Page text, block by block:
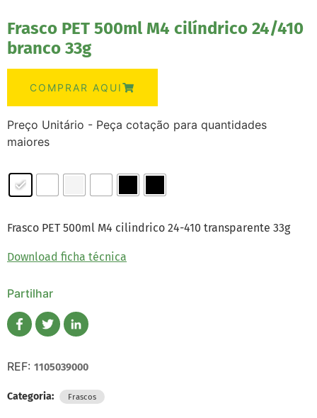
Frasco PET 500ml M4 cilíndrico 24/410
branco 33g
COMPRAR AQUI
Preço Unitário - Peça cotação para quantidades
maiores
Frasco PET 500ml M4 cilindrico 24-410 transparente 33g
Download ficha técnica
Partilhar
REF: 1105039000
Categoria: Frascos